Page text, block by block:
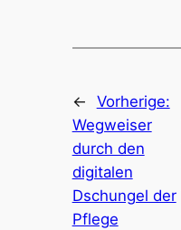
←
Vorherige:
Wegweiser
durch den
digitalen
Dschungel der
Pflege